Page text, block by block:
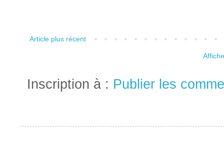
Article plus récent
Inscription à : Publier les